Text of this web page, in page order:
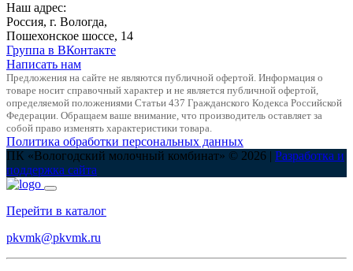
Наш адрес:
Россия, г. Вологда,
Пошехонское шоссе, 14
Группа в ВКонтакте
Написать нам
Предложения на сайте не являются публичной офертой. Информация о
товаре носит справочный характер и не является публичной офертой,
определяемой положениями Статьи 437 Гражданского Кодекса Российской
Федерации. Обращаем ваше внимание, что производитель оставляет за
собой право изменять характеристики товара.
Политика обработки персональных данных
ПК «Вологодский молочный комбинат» © 2026 | Разработка и
поддержка сайта
Перейти в каталог
pkvmk@pkvmk.ru